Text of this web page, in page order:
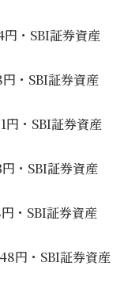
・SBI証券資産
・SBI証券資産
・SBI証券資産
・SBI証券資産
・SBI証券資産
円・SBI証券資産